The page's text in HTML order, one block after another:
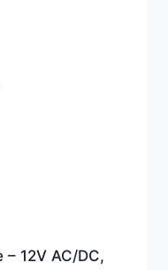
– 12V AC/DC,